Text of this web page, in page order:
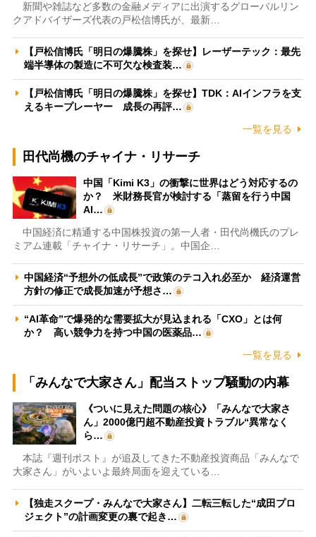
新聞や雑誌など多数の金融メディアに出演するグローバルリン
クアドバイザーズ代表の戸松信博氏が、最新…
【戸松信博氏「明日の爆騰株」を探せ】レーザーテック：最先
端半導体の製造に不可欠な検査装…
【戸松信博氏「明日の爆騰株」を探せ】TDK：AIインフラを支
えるキープレーヤー 成長の再評…
一覧を見る
田代尚機のチャイナ・リサーチ
中国「Kimi K3」の衝撃に世界はどう対応するの
か？ 米財務長官が検討する「蒸留を行う中国
AI…
中国経済に精通する中国株投資の第一人者・田代尚機氏のプレ
ミアム連載「チャイナ・リサーチ」。中国企…
中国経済“予想外の低成長”で政策のテコ入れ必至か 経済運営
方針の修正で成長加速が予想さ…
“AI革命”で爆発的な需要拡大が見込まれる「CXO」とは何
か？ 高い競争力を持つ中国の医薬品…
一覧を見る
「みんなで大家さん」配当ストップ騒動の内幕
《ついに見えた問題の核心》「みんなで大家さ
ん」2000億円超不動産投資トラブル“異常なく
ら…
本誌『週刊ポスト』が追及してきた不動産投資商品「みんなで
大家さん」がいよいよ最終局面を迎えている…
【独走スクープ・みんなで大家さん】二転三転した“成田プロ
ジェクト”の計画変更の裏で起き…